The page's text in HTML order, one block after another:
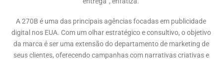
A 270B é uma das principais agências focadas em publicidade
digital nos EUA. Com um olhar estratégico e consultivo, o objetivo
da marca é ser uma extensão do departamento de marketing de
seus clientes, oferecendo campanhas com narrativas criativas e